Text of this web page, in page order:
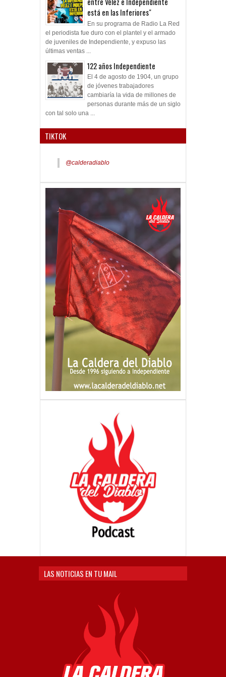
está en las Inferiores"
En su programa de Radio La Red
el periodista fue duro con el plantel y el armado
de juveniles de Independiente, y expuso las
últimas ventas ...
122 años Independiente
El 4 de agosto de 1904, un grupo
de jóvenes trabajadores
cambiaría la vida de millones de
personas durante más de un siglo
con tal solo una ...
TIKTOK
@calderadiablo
LAS NOTICIAS EN TU MAIL